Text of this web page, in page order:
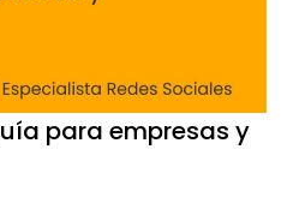
para empresas y